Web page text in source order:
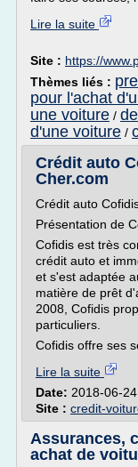
Lire la suite
Site : https://
Thèmes liés :
pour l'achat
une voiture /
d'une voiture /
Crédit auto
Cher.com
Crédit auto
Présentation de
Cofidis est très
crédit auto et
et s'est adaptée
matière de prêt
2008, Cofidis
particuliers.
Cofidis offre ses
Lire la suite
Date: 2018-06-
Site : credit-
Assurances,
achat de